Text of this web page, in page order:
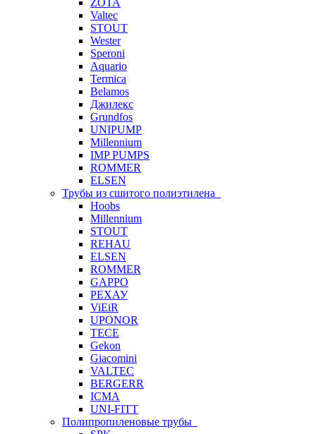
ZOTA
Valtec
STOUT
Wester
Speroni
Aquario
Termica
Belamos
Джилекс
Grundfos
UNIPUMP
Millennium
IMP PUMPS
ROMMER
ELSEN
Трубы из сшитого полиэтилена
Hoobs
Millennium
STOUT
REHAU
ELSEN
ROMMER
GAPPO
РЕХАУ
ViEiR
UPONOR
TECE
Gekon
Giacomini
VALTEC
BERGERR
ICMA
UNI-FITT
Полипропиленовые трубы